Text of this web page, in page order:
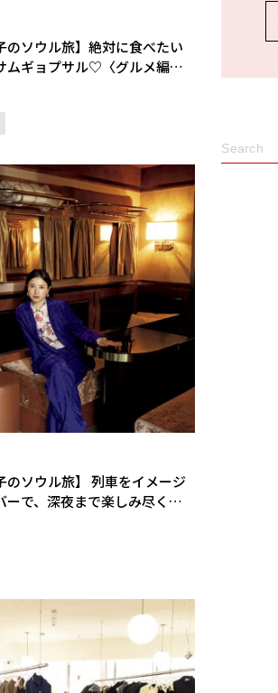
のソウル旅】絶対に食べたい
ムギョプサル♡〈グルメ編
のソウル旅】 列車をイメージ
ーで、深夜まで楽しみ尽くす
編 〉